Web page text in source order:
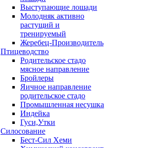
Выступающие лошади
Молодняк активно
растущий и
тренируемый
Жеребец-Производитель
Птицеводство
Родительское стадо
мясное направление
Бройлеры
Яичное направление
родительское стадо
Промышленная несушка
Индейка
Гуси,Утки
Силосование
Бест-Сил Хеми